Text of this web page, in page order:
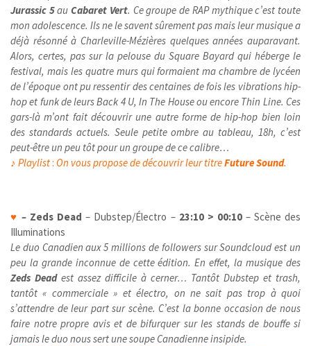
Jurassic 5au Cabaret Vert. Ce groupe de RAP mythique c’est toute
mon adolescence. Ils ne le savent sûrement pas mais leur musique a
déjà résonné à Charleville-Mézières quelques années auparavant.
Alors, certes, pas sur la pelouse du Square Bayard qui héberge le
festival, mais les quatre murs qui formaient ma chambre de lycéen
de l’époque ont pu ressentir des centaines de fois les vibrations hip-
hop et funk de leurs Back 4 U, In The House ou encore Thin Line. Ces
gars-là m’ont fait découvrir une autre forme de hip-hop bien loin
des standards actuels. Seule petite ombre au tableau, 18h, c’est
peut-être un peu tôt pour un groupe de ce calibre…
♪ Playlist: On vous propose de découvrir leur titreFuture Sound.
♥ – Zeds Dead – Dubstep/Électro – 23:10 > 00:10– Scène des
Illuminations
Le duo Canadien aux 5 millions de followers sur Soundcloud est un
peu la grande inconnue de cette édition. En effet, la musique des
Zeds Deadest assez difficile à cerner… Tantôt Dubstep et trash,
tantôt « commerciale » et électro, on ne sait pas trop à quoi
s’attendre de leur part sur scène. C’est la bonne occasion de nous
faire notre propre avis et de bifurquer sur les stands de bouffe si
jamais le duo nous sert une soupe Canadienne insipide.